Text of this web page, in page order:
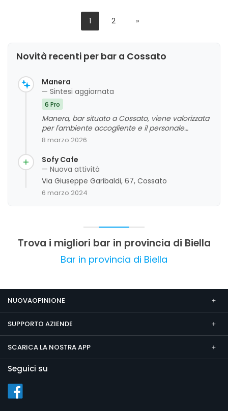
1 2 »
Novità recenti per bar a Cossato
Manera
— Sintesi aggiornata
6 Pro
Manera, bar situato a Cossato, viene valorizzata
per l'ambiente accogliente e il personale
simpatico e meraviglioso. I clienti apprezzano
contribuiscono a un'esperienza positiva
complessiva. Non emergono criticità
significative, e l'attività viene percepita come
affidabile e piacevole.
8 marzo 2026
Sofy Cafe
— Nuova attività
Via Giuseppe Garibaldi, 67, Cossato
6 marzo 2024
Trova i migliori bar in provincia di Biella
Bar in provincia di Biella
NUOVAOPINIONE
SUPPORTO AZIENDE
SCARICA LA NOSTRA APP
Seguici su